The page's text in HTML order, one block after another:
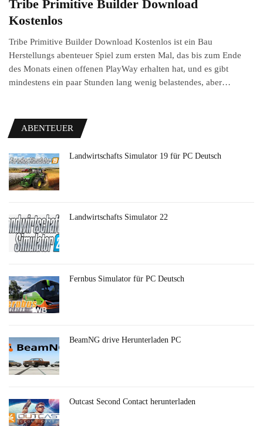
Tribe Primitive Builder Download
Kostenlos
Tribe Primitive Builder Download Kostenlos ist ein Bau
Herstellungs abenteuer Spiel zum ersten Mal, das bis zum Ende
des Monats einen offenen PlayWay erhalten hat, und es gibt
mindestens ein paar Stunden lang wenig belastendes, aber…
ABENTEUER
Landwirtschafts Simulator 19 für PC Deutsch
Landwirtschafts Simulator 22
Fernbus Simulator für PC Deutsch
BeamNG drive Herunterladen PC
Outcast Second Contact herunterladen